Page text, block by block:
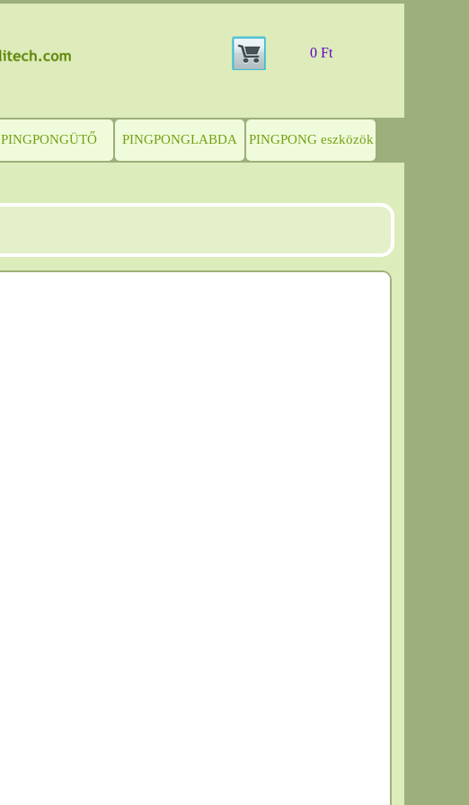
0 Ft
PINGPONGÜTŐ PINGPONGLABDA PINGPONG eszközök